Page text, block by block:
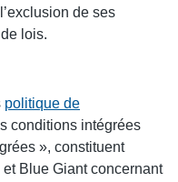
de ses
lois.
politique de
conditions intégrées
», constituent
Blue Giant concernant